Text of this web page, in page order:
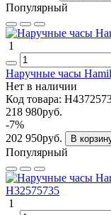
Популярный
1
Наручные часы
Нет в наличии
Код товара:
218 980руб.
-7%
202 950руб.
В
Популярный
1